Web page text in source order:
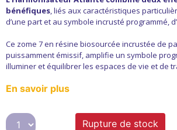
bénéfiques, liés aux caractéristiques
d’une part et au symbole incrusté programmé,
Ce zome 7 en résine biosourcée incrustée de
puissamment émissif, amplifie un symbole
illuminer et équilibrer les espaces de vie et de
En savoir plus
Rupture de stock